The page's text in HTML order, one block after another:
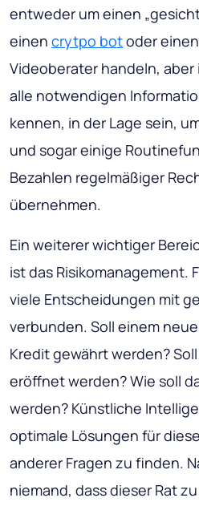
entweder um einen
einen crytpo botoder
Videoberater handeln, aber
alle notwendigen
kennen, in der Lage sein,
und sogar einige
Bezahlen regelmäßiger
übernehmen.
Ein weiterer wichtiger
ist das Risikomanagement.
viele Entscheidungen mit
verbunden. Soll einem
Kredit gewährt werden?
eröffnet werden? Wie soll
werden? Künstliche
optimale Lösungen für
anderer Fragen zu finden.
niemand, dass dieser Rat